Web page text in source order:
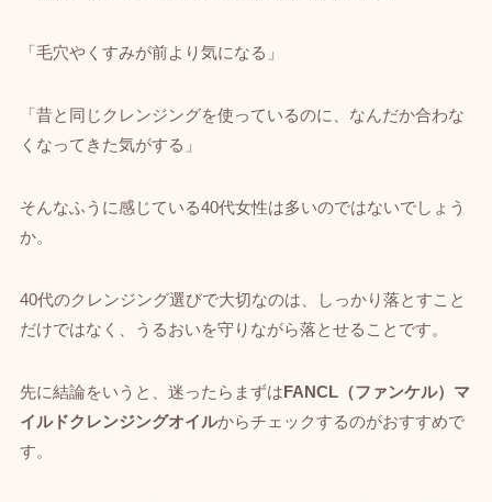
「毛穴やくすみが前より気になる」
「昔と同じクレンジングを使っているのに、なんだか合わな
くなってきた気がする」
そんなふうに感じている40代女性は多いのではないでしょう
か。
40代のクレンジング選びで大切なのは、しっかり落とすこと
だけではなく、うるおいを守りながら落とせることです。
先に結論をいうと、迷ったらまずはFANCL（ファンケル）マ
イルドクレンジングオイルからチェックするのがおすすめで
す。